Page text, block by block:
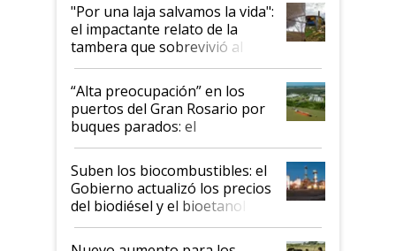
"Por una laja salvamos la vida":
el impactante relato de la
tambera que sobrevivió al
tornado
“Alta preocupación” en los
puertos del Gran Rosario por
buques parados: el
funcionamiento de las
exportadoras en tensión tras
la medida de fuerza de los
prácticos
Suben los biocombustibles: el
Gobierno actualizó los precios
del biodiésel y el bioetanol